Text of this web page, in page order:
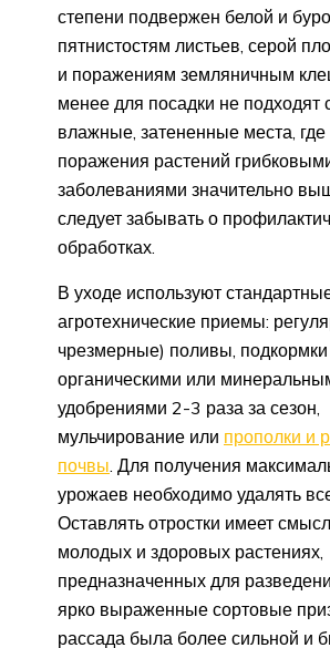
степени подвержен белой и
пятнистостям листьев, серой
и поражениям земляничным
менее для посадки не подходят
влажные, затененные места, где
поражения растений
заболеваниями значительно
следует забывать о
обработках.
В уходе используют
агротехнические приемы:
чрезмерные) поливы, подкормки
органическими или
удобрениями 2-3 раза за сезон,
мульчирование или прополки и
почвы . Для получения
урожаев необходимо удалять
Оставлять отростки имеет
молодых и здоровых растениях,
предназначенных для
ярко выраженные сортовые
рассада была более сильной и